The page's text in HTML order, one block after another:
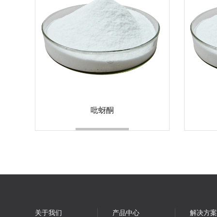
吡蚜酮
关于我们 产品中心 解决方案